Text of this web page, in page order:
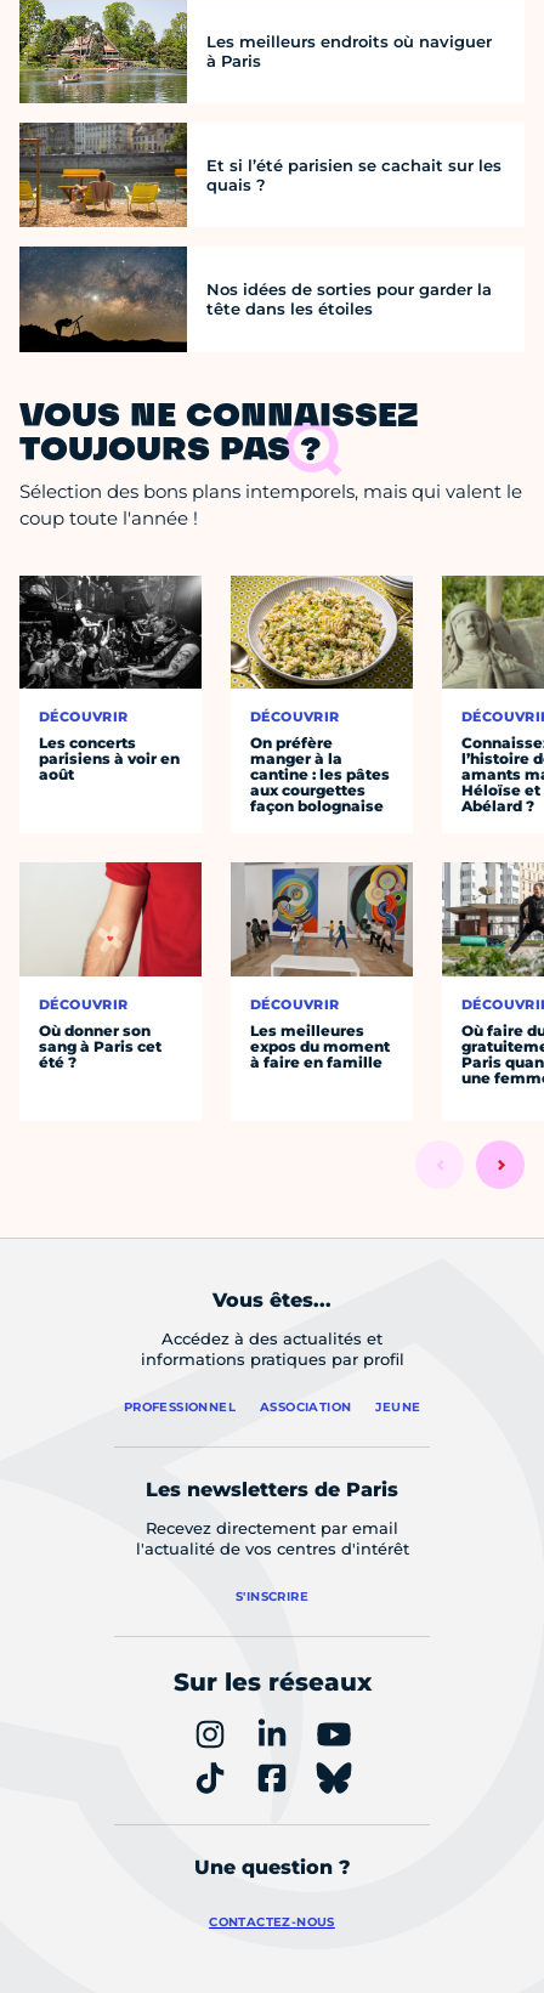
Les meilleurs endroits où naviguer
à Paris
Et si l’été parisien se cachait sur les
quais ?
Nos idées de sorties pour garder la
tête dans les étoiles
VOUS NE CONNAISSEZ
TOUJOURS PAS ?
Sélection des bons plans intemporels, mais qui valent le
coup toute l'année !
DÉCOUVRIR
Les concerts
parisiens à voir en
août
DÉCOUVRIR
Où donner son
sang à Paris cet
été ?
DÉCOUVRIR
On préfère
manger à la
cantine : les pâtes
aux courgettes
façon bolognaise
DÉCOUVRIR
Les meilleures
expos du moment
à faire en famille
l’histoire
amants
Héloïse et
Abélard ?
Où faire
Paris
une
Vous êtes...
Accédez à des actualités et
informations pratiques par profil
PROFESSIONNEL ASSOCIATION JEUNE
Les newsletters de Paris
Recevez directement par email
l'actualité de vos centres d'intérêt
S'INSCRIRE
Sur les réseaux
Une question ?
CONTACTEZ-NOUS